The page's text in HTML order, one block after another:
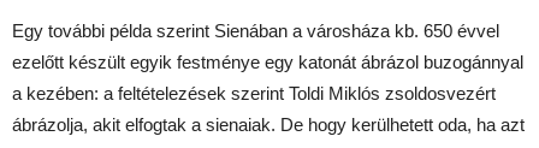
Egy további példa szerint Sienában a városháza kb. 650 évvel
ezelőtt készült egyik festménye egy katonát ábrázol buzogánnyal
a kezében: a feltételezések szerint Toldi Miklós zsoldosvezért
ábrázolja, akit elfogtak a sienaiak. De hogy kerülhetett oda, ha azt